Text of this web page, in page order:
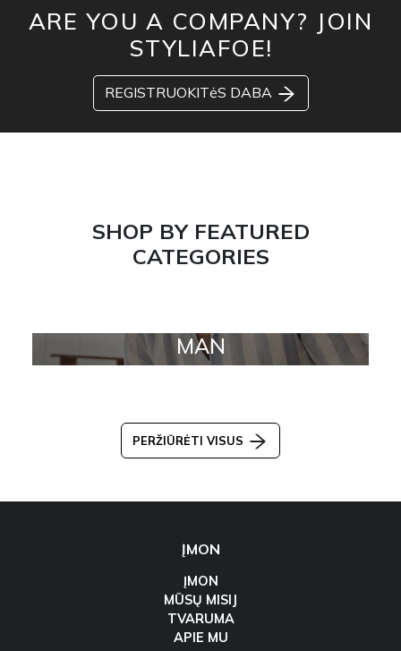
ARE YOU A COMPANY? JOIN
STYLIAFOE!
REGISTRUOKITėS DABA
SHOP BY FEATURED
CATEGORIES
MAN
PERŽIŪRĖTI VISUS
ĮMON
ĮMON
MŪSŲ MISIJ
TVARUMA
APIE MU